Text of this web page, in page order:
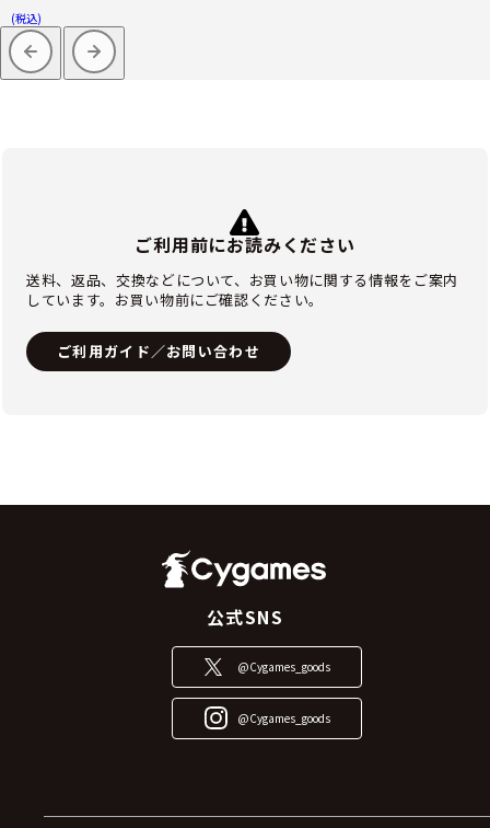
(税込)
ご利用前にお読みください
送料、返品、交換などについて、お買い物に関する情報をご案内
しています。お買い物前にご確認ください。
ご利用ガイド／お問い合わせ
公式SNS
@Cygames_goods
@Cygames_goods